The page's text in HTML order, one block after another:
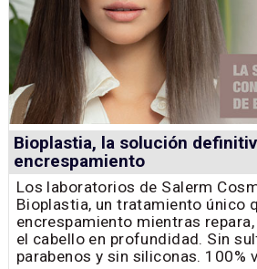
Bioplastia, la solución
encrespamiento
Los laboratorios de Salerm
Bioplastia, un tratamiento único
encrespamiento mientras
el cabello en profundidad. Sin
parabenos y sin siliconas. 100%